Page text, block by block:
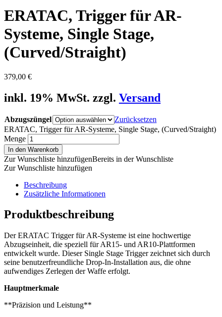
ERATAC, Trigger für AR-
Systeme, Single Stage,
(Curved/Straight)
379,00 €
inkl. 19% MwSt. zzgl. Versand
Abzugszüngel
Zurücksetzen
ERATAC, Trigger für AR-Systeme, Single Stage, (Curved/Straight)
Menge
In den Warenkorb
Zur Wunschliste hinzufügenBereits in der Wunschliste
Zur Wunschliste hinzufügen
Beschreibung
Zusätzliche Informationen
Produktbeschreibung
Der ERATAC Trigger für AR-Systeme ist eine hochwertige
Abzugseinheit, die speziell für AR15- und AR10-Plattformen
entwickelt wurde. Dieser Single Stage Trigger zeichnet sich durch
seine benutzerfreundliche Drop-In-Installation aus, die ohne
aufwendiges Zerlegen der Waffe erfolgt.
Hauptmerkmale
**Präzision und Leistung**